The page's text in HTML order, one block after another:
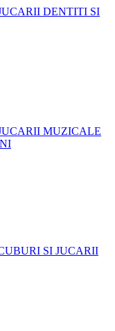
DENTITI SI
MUZICALE
SI JUCARII